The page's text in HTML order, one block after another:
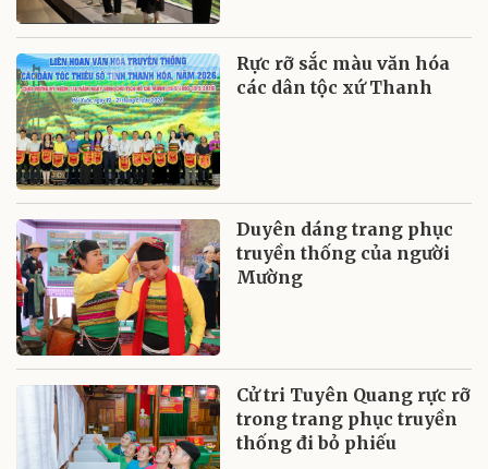
Rực rỡ sắc màu văn hóa
các dân tộc xứ Thanh
Duyên dáng trang phục
truyền thống của người
Mường
Cử tri Tuyên Quang rực rỡ
trong trang phục truyền
thống đi bỏ phiếu